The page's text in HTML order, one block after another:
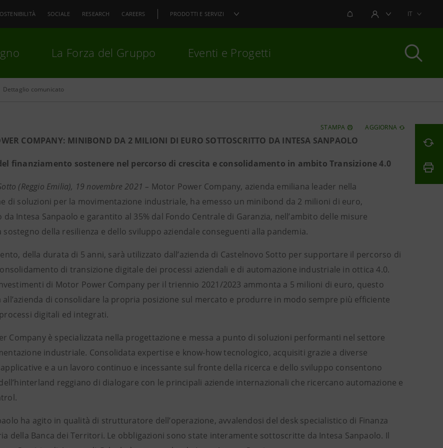
SOCIALE RESEARCH CAREERS PRODOTTI E SERVIZI NOTIFICHEAREA UTENTEIT
La Forza del Gruppo Eventi e Progetti
Dettaglio comunicato
STAMPA AGGIORNA
COMPANY: MINIBOND DA 2 MILIONI DI EURO SOTTOSCRITTO DA INTESA SANPAOLO
finanziamento sostenere nel percorso di crescita e consolidamento in ambito Transizione 4.0
(Reggio Emilia), 19 novembre 2021 – Motor Power Company, azienda emiliana leader nella
di soluzioni per la movimentazione industriale, ha emesso un minibond da 2 milioni di euro,
Intesa Sanpaolo e garantito al 35% dal Fondo Centrale di Garanzia, nell’ambito delle misure
sostegno della resilienza e dello sviluppo aziendale conseguenti alla pandemia.
della durata di 5 anni, sarà utilizzato dall’azienda di Castelnovo Sotto per supportare il percorso di
di transizione digitale dei processi aziendali e di automazione industriale in ottica 4.0.
di Motor Power Company per il triennio 2021/2023 ammonta a 5 milioni di euro, questo
di consolidare la propria posizione sul mercato e produrre in modo sempre più efficiente
digitali ed integrati.
Company è specializzata nella progettazione e messa a punto di soluzioni performanti nel settore
industriale. Consolidata expertise e know-how tecnologico, acquisiti grazie a diverse
e a un lavoro continuo e incessante sul fronte della ricerca e dello sviluppo consentono
dell’hinterland reggiano di dialogare con le principali aziende internazionali che ricercano automazione e
ha agito in qualità di strutturatore dell’operazione, avvalendosi del desk specialistico di Finanza
della Banca dei Territori. Le obbligazioni sono state interamente sottoscritte da Intesa Sanpaolo. Il